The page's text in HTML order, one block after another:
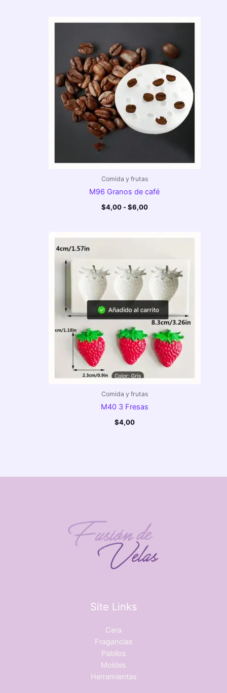
Comida y frutas
M96 Granos de café
$4,00 -$6,00
Rango
desde
$4,00
hasta
$6,00
Comida y frutas
M40 3 Fresas
$4,00
Site Links
Cera
Fragancias
Pabilos
Moldes
Herramientas